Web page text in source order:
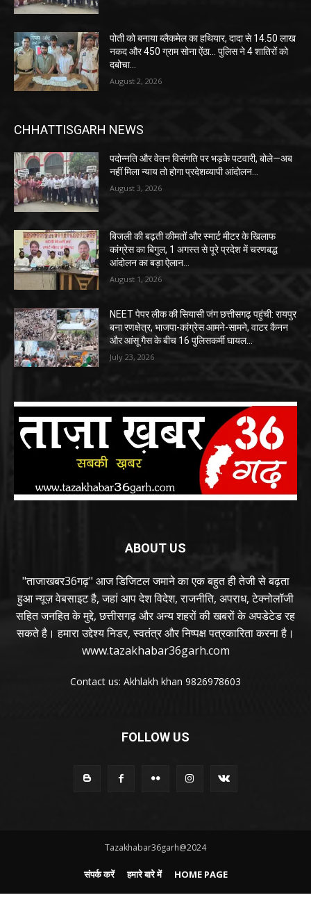
पोती को बनाया ब्लैकमेल का हथियार, दादा से 14.50 लाख
नकद और 450 ग्राम सोना ऐंठा… पुलिस ने 4 शातिरों को
दबोचा…
August 2, 2026
CHHATTISGARH NEWS
पदोन्नति और वेतन विसंगति पर भड़के पटवारी, बोले—अब
नहीं मिला न्याय तो होगा प्रदेशव्यापी आंदोलन…
August 3, 2026
बिजली की बढ़ती कीमतों और स्मार्ट मीटर के खिलाफ
कांग्रेस का बिगुल, 1 अगस्त से पूरे प्रदेश में चरणबद्ध
आंदोलन का बड़ा ऐलान…
August 1, 2026
NEET पेपर लीक की सियासी जंग छत्तीसगढ़ पहुंची: रायपुर
बना रणक्षेत्र, भाजपा-कांग्रेस आमने-सामने, वाटर कैनन
और आंसू गैस के बीच 16 पुलिसकर्मी घायल…
July 23, 2026
ABOUT US
"ताजाखबर36गढ़" आज डिजिटल जमाने का एक बहुत ही तेजी से बढ़ता
हुआ न्यूज़ वेबसाइट है, जहां आप देश विदेश, राजनीति, अपराध, टेक्नोलॉजी
सहित जनहित के मुद्दे, छत्तीसगढ़ और अन्य शहरों की खबरों के अपडेटेड रह
सकते है। हमारा उद्देश्य निडर, स्वतंत्र और निष्पक्ष पत्रकारिता करना है।
www.tazakhabar36garh.com
Contact us: Akhlakh khan 9826978603
FOLLOW US
Tazakhabar36garh@2024
संपर्क करें हमारे बारे में HOME PAGE